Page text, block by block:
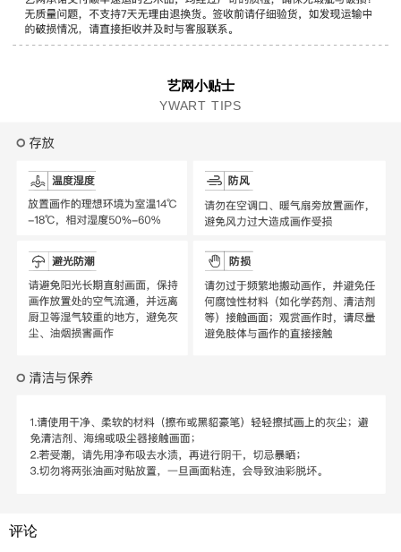
艺网小贴士
YWART TIPS
评论